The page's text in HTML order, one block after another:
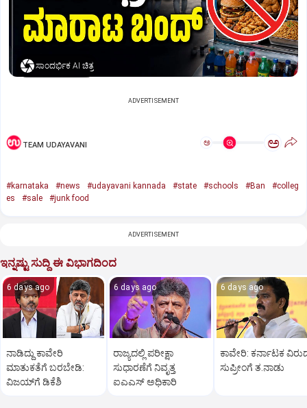
ಸಾಂದರ್ಭಿಕ AI ಚಿತ್ರ
ADVERTISEMENT
TEAM UDAYAVANI ಅ ಅ
#karnataka #news #udayavani kannada #state #schools #Ban
#colleg
es
#sale #junk food
ADVERTISEMENT
ಇನ್ನಷ್ಟು ಸುದ್ದಿ ಈ ವಿಭಾಗದಿಂದ
6 days ago
ನಾಡಿದ್ದು ಕಾವೇರಿ
ಮಾತುಕತೆಗೆ ಬರಬೇಡಿ:
ವಿಜಯ್‌ಗೆ ಡಿಕೆಶಿ
6 days ago
ರಾಜ್ಯದಲ್ಲಿ ಪರೀಕ್ಷಾ
ಸುಧಾರಣೆಗೆ ನಿವೃತ್ತ
ಐಎಎಸ್‌ ಅಧಿಕಾರಿ
6 days ago
ಕಾವೇರಿ: ಕರ್ನಾಟಕ
ಸುಪ್ರೀಂಗೆ ತ.ನಾಡು